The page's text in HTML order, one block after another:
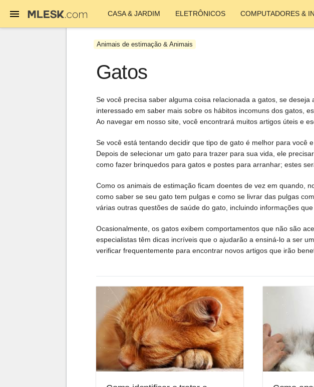
CASA & JARDIM ELETRÔNICOS COMPUTADORES &
Animais de estimação & Animais
Gatos
Se você precisa saber alguma coisa relacionada a gatos, se
interessado em saber mais sobre os hábitos incomuns dos gatos,
Ao navegar em nosso site, você encontrará muitos artigos úteis e
Se você está tentando decidir que tipo de gato é melhor para você
Depois de selecionar um gato para trazer para sua vida, ele
como fazer brinquedos para gatos e postes para arranhar; estes
Como os animais de estimação ficam doentes de vez em quando,
como saber se seu gato tem pulgas e como se livrar das pulgas
várias outras questões de saúde do gato, incluindo informações
Ocasionalmente, os gatos exibem comportamentos que não são
especialistas têm dicas incríveis que o ajudarão a ensiná-lo a ser
verificar frequentemente para encontrar novos artigos que irão